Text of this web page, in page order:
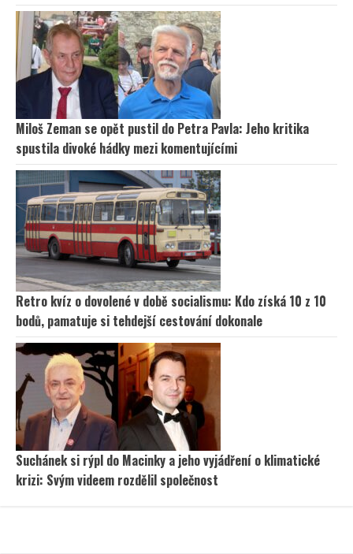
Miloš Zeman se opět pustil do Petra Pavla: Jeho kritika
spustila divoké hádky mezi komentujícími
Retro kvíz o dovolené v době socialismu: Kdo získá 10 z 10
bodů, pamatuje si tehdejší cestování dokonale
Suchánek si rýpl do Macinky a jeho vyjádření o klimatické
krizi: Svým videem rozdělil společnost